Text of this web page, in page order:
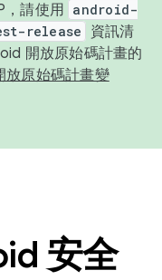
，請使用 android-
release
資訊清
開放原始碼計畫的
原始碼計畫變
安全